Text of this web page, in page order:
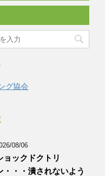
グ協会
08/06
ョックドクトリ
・・・潰されないよう